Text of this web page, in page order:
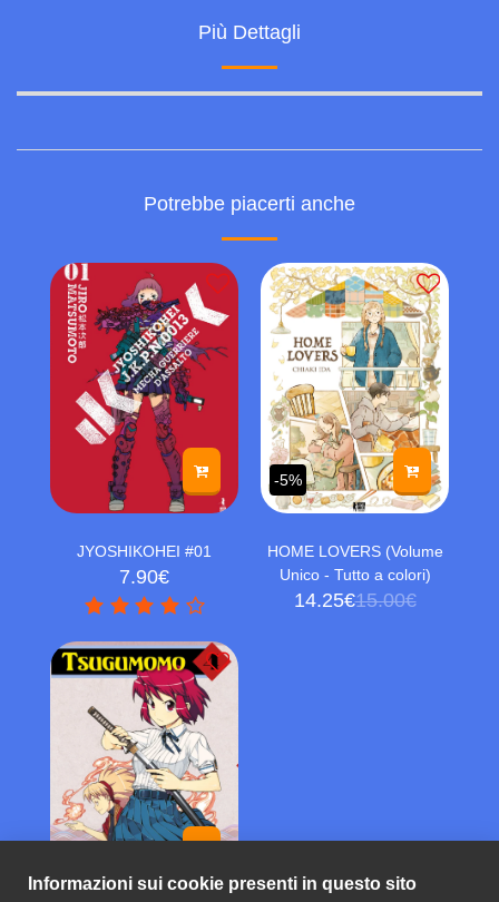
Più Dettagli
Potrebbe piacerti anche
JYOSHIKOHEI #01
7.90€
-5%
HOME LOVERS (Volume
Unico - Tutto a colori)
15.00€
14.25€
Informazioni sui cookie presenti in questo sito